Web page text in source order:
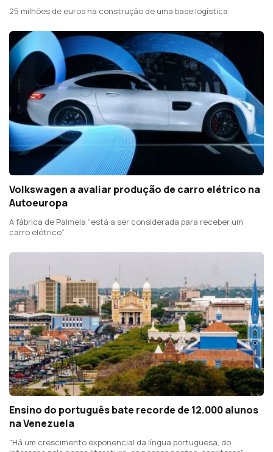
25 milhões de euros na construção de uma base logística
Volkswagen a avaliar produção de carro elétrico na
Autoeuropa
A fábrica de Palmela “está a ser considerada para receber um
carro elétrico”
Ensino do português bate recorde de 12.000 alunos
na Venezuela
"Há um crescimento exponencial da língua portuguesa, do